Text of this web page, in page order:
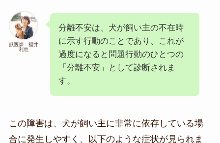
獣医師 福井
利恵
分離不安は、犬が飼い主の不在時
に示す行動のことであり、これが
過度になると問題行動のひとつの
「分離不安」として診断されま
す。
この障害は、犬が飼い主に非常に依存している場
合に発生しやすく、以下のような症状が見られま